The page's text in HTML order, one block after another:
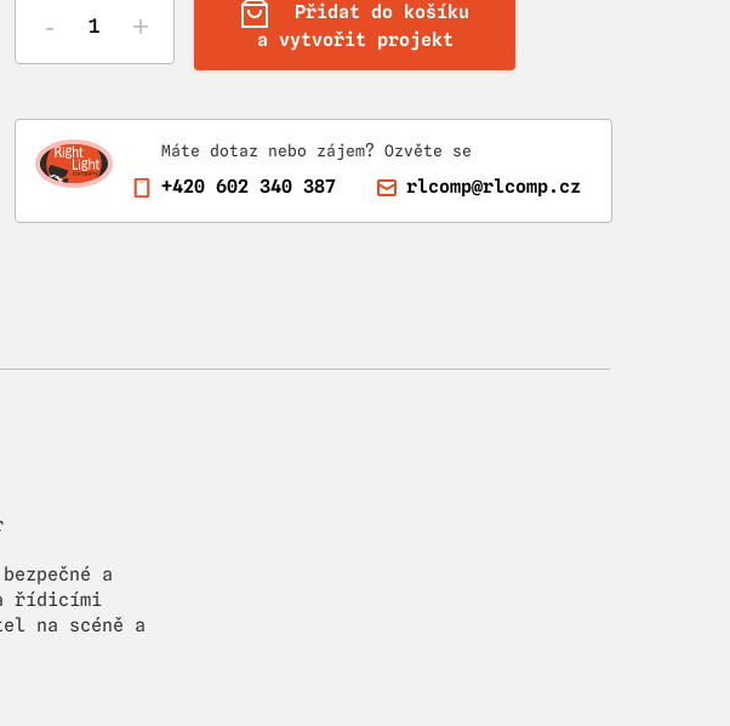
- +
Přidat do košíku
a vytvořit projekt
Máte dotaz nebo zájem? Ozvěte se
+420 602 340 387 rlcomp@rlcomp.cz
a
řídicími
na scéně a